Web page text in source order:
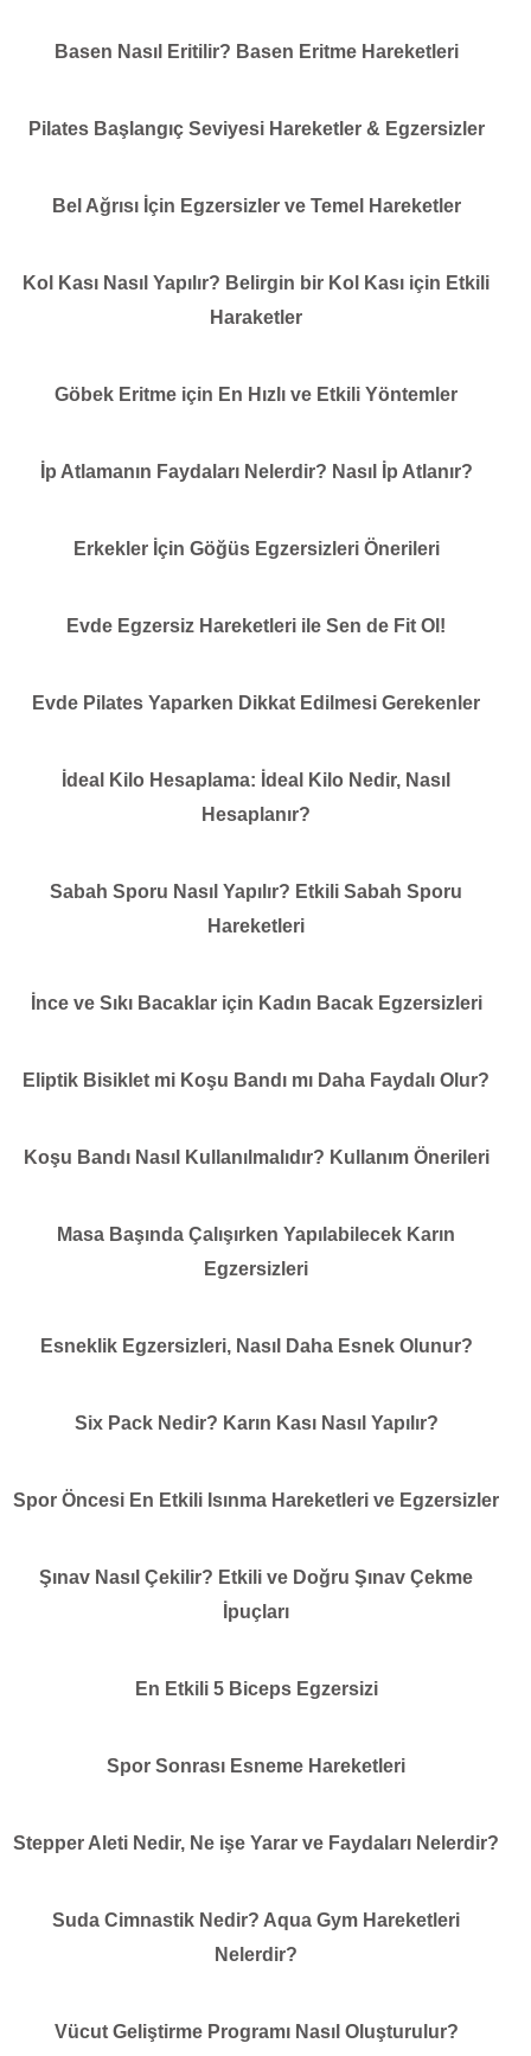
Basen Nasıl Eritilir? Basen Eritme Hareketleri
Pilates Başlangıç Seviyesi Hareketler & Egzersizler
Bel Ağrısı İçin Egzersizler ve Temel Hareketler
Kol Kası Nasıl Yapılır? Belirgin bir Kol Kası için Etkili
Haraketler
Göbek Eritme için En Hızlı ve Etkili Yöntemler
İp Atlamanın Faydaları Nelerdir? Nasıl İp Atlanır?
Erkekler İçin Göğüs Egzersizleri Önerileri
Evde Egzersiz Hareketleri ile Sen de Fit Ol!
Evde Pilates Yaparken Dikkat Edilmesi Gerekenler
İdeal Kilo Hesaplama: İdeal Kilo Nedir, Nasıl
Hesaplanır?
Sabah Sporu Nasıl Yapılır? Etkili Sabah Sporu
Hareketleri
İnce ve Sıkı Bacaklar için Kadın Bacak Egzersizleri
Eliptik Bisiklet mi Koşu Bandı mı Daha Faydalı Olur?
Koşu Bandı Nasıl Kullanılmalıdır? Kullanım Önerileri
Masa Başında Çalışırken Yapılabilecek Karın
Egzersizleri
Esneklik Egzersizleri, Nasıl Daha Esnek Olunur?
Six Pack Nedir? Karın Kası Nasıl Yapılır?
Spor Öncesi En Etkili Isınma Hareketleri ve Egzersizler
Şınav Nasıl Çekilir? Etkili ve Doğru Şınav Çekme
İpuçları
En Etkili 5 Biceps Egzersizi
Spor Sonrası Esneme Hareketleri
Stepper Aleti Nedir, Ne işe Yarar ve Faydaları Nelerdir?
Suda Cimnastik Nedir? Aqua Gym Hareketleri
Nelerdir?
Vücut Geliştirme Programı Nasıl Oluşturulur?